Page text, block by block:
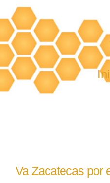
Skip
to
content
Va Zacatecas por